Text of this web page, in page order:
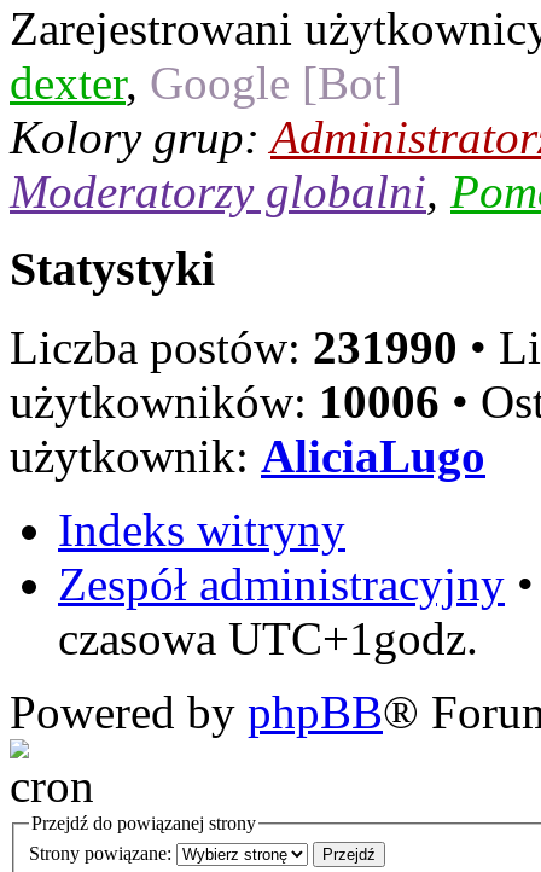
Zarejestrowani
dexter, Google [Bot]
Kolory grup:
Moderatorzy globalni,
Statystyki
Liczba postów: 231990 •
użytkowników: 10006 •
użytkownik: AliciaLugo
Indeks witryny
Zespół administracyjny
czasowa UTC+1godz.
Powered by phpBB®
Przejdź do powiązanej strony
Strony powiązane: